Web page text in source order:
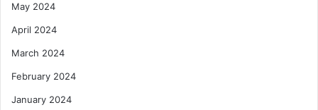
May 2024
April 2024
March 2024
February 2024
January 2024